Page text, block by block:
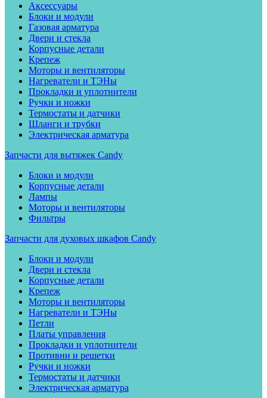
Аксессуары
Блоки и модули
Газовая арматура
Двери и стекла
Корпусные детали
Крепеж
Моторы и вентиляторы
Нагреватели и ТЭНы
Прокладки и уплотнители
Ручки и ножки
Термостаты и датчики
Шланги и трубки
Электрическая арматура
Запчасти для вытяжек Candy
Блоки и модули
Корпусные детали
Лампы
Моторы и вентиляторы
Фильтры
Запчасти для духовых шкафов Candy
Блоки и модули
Двери и стекла
Корпусные детали
Крепеж
Моторы и вентиляторы
Нагреватели и ТЭНы
Петли
Платы управления
Прокладки и уплотнители
Противни и решетки
Ручки и ножки
Термостаты и датчики
Электрическая арматура